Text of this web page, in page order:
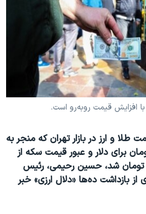
۲۰۲۴
به اسرائیل
رهبری ایران
با افزایش قیمت روبه‌رو است.
طلا و ارز در بازار تهران که منجر به
۶۱ هزار تومان برای دلار و عبور قیمت سکه از
۵۰۰ هزار تومان شد، حسین رحیمی، رئیس
بازداشت‌ ده‌ها «دلال ارزی» خبر